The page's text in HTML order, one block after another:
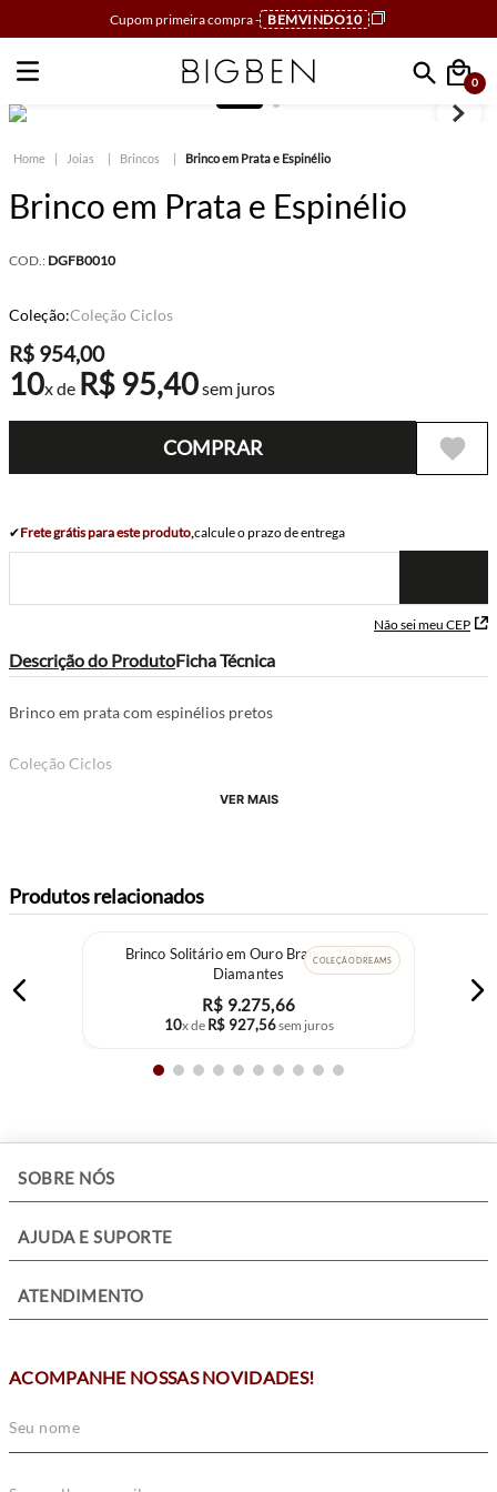
Cupom primeira compra - BEMVINDO10
Faça sua busca
0
Joias Brincos Brinco em Prata e Espinélio
Brinco em Prata e Espinélio
COD.: DGFB0010
Coleção:Coleção Ciclos
R$ 954,00
10x de R$ 95,40sem juros
COMPRAR
✔Frete grátis para este produto,calcule o prazo de entrega
Não sei meu CEP
Descrição do ProdutoFicha Técnica
Brinco em prata com espinélios pretos
Coleção Ciclos
VER MAIS
Produtos relacionados
COLEÇÃO DREAMS
Brinco Solitário em Ouro Branco 18k e
Diamantes
R$ 9.275,66
10x de R$ 927,56sem juros
SOBRE NÓS
AJUDA E SUPORTE
ATENDIMENTO
ACOMPANHE NOSSAS NOVIDADES!